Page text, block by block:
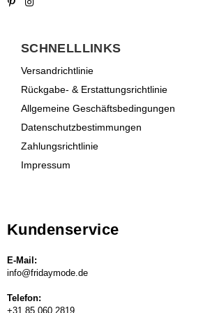
SCHNELLLINKS
Versandrichtlinie
Rückgabe- & Erstattungsrichtlinie
Allgemeine Geschäftsbedingungen
Datenschutzbestimmungen
Zahlungsrichtlinie
Impressum
Kundenservice
E-Mail:
info@fridaymode.de
Telefon:
+31 85 060 2819